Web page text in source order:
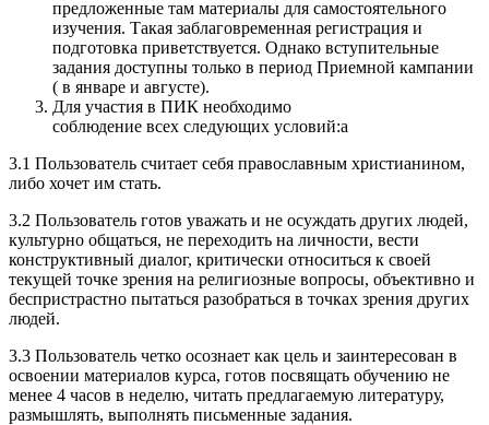
предложенные там материалы для самостоятельного
изучения. Такая заблаговременная регистрация и
подготовка приветствуется. Однако вступительные
задания доступны только в период Приемной кампании
( в январе и августе).
Для участия в ПИК необходимо
соблюдение всех следующих условий:а
3.1 Пользователь считает себя православным христианином,
либо хочет им стать.
3.2 Пользователь готов уважать и не осуждать других людей,
культурно общаться, не переходить на личности, вести
конструктивный диалог, критически относиться к своей
текущей точке зрения на религиозные вопросы, объективно и
беспристрастно пытаться разобраться в точках зрения других
людей.
3.3 Пользователь четко осознает как цель и заинтересован в
освоении материалов курса, готов посвящать обучению не
менее 4 часов в неделю, читать предлагаемую литературу,
размышлять, выполнять письменные задания.